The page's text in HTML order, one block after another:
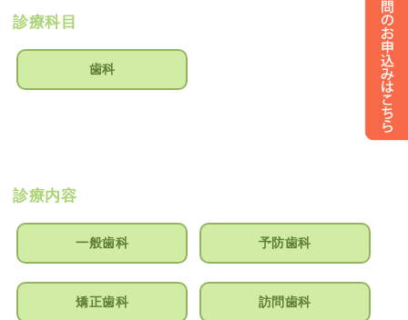
外来について
訪問について
診療科目
歯科
診療内容
一般歯科 予防歯科
矯正歯科 訪問歯科